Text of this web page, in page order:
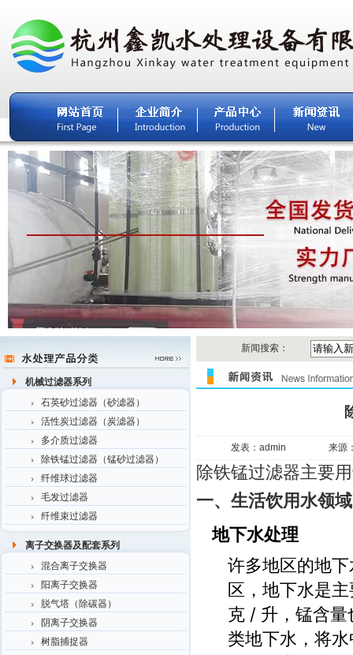
机械过滤器系列
石英砂过滤器（砂滤器）
活性炭过滤器（炭滤器）
多介质过滤器
除铁锰过滤器（锰砂过滤器）
纤维球过滤器
毛发过滤器
纤维束过滤器
离子交换器及配套系列
混合离子交换器
阳离子交换器
脱气塔（除碳器）
阴离子交换器
树脂捕捉器
新闻搜索：
发表：admin 来源
除铁锰过滤器主要
一、生活饮用水领域
地下水处理
许多地区的地
区，地下水是
克 / 升，锰含
类地下水，将